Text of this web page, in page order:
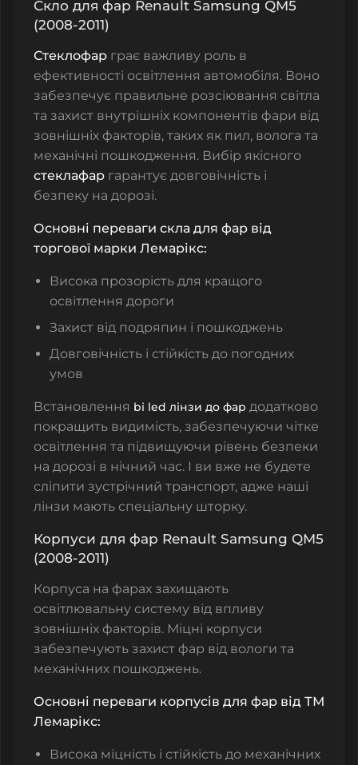
Скло для фар Renault Samsung QM5
(2008-2011)
Стеклофар грає важливу роль в
ефективності освітлення автомобіля. Воно
забезпечує правильне розсіювання світла
та захист внутрішніх компонентів фари від
зовнішніх факторів, таких як пил, волога та
механічні пошкодження. Вибір якісного
стеклафар гарантує довговічність і
безпеку на дорозі.
Основні переваги скла для фар від
торгової марки Лемарікс:
Висока прозорість для кращого
освітлення дороги
Захист від подряпин і пошкоджень
Довговічність і стійкість до погодних
умов
Встановлення bi led лінзи до фар додатково
покращить видимість, забезпечуючи чітке
освітлення та підвищуючи рівень безпеки
на дорозі в нічний час. І ви вже не будете
сліпити зустрічний транспорт, адже наші
лінзи мають спеціальну шторку.
Корпуси для фар Renault Samsung QM5
(2008-2011)
Корпуса на фарах захищають
освітлювальну систему від впливу
зовнішніх факторів. Міцні корпуси
забезпечують захист фар від вологи та
механічних пошкоджень.
Основні переваги корпусів для фар від ТМ
Лемарікс:
Висока міцність і стійкість до механічних